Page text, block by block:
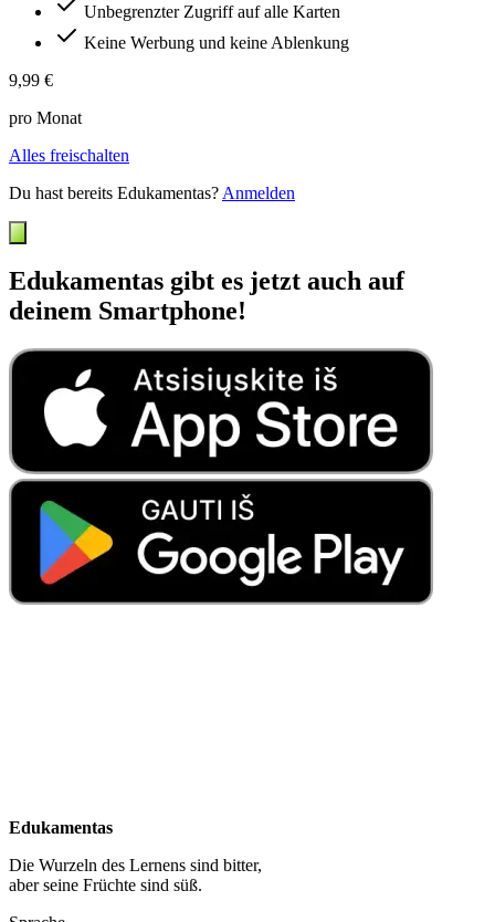
Unbegrenzter Zugriff auf alle Karten
Keine Werbung und keine Ablenkung
9,99 €
pro Monat
Alles freischalten
Du hast bereits Edukamentas? Anmelden
Edukamentas gibt es jetzt auch auf
deinem Smartphone!
Edukamentas
Die Wurzeln des Lernens sind bitter,
aber seine Früchte sind süß.